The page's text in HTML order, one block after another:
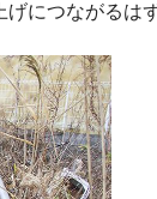
につながるは